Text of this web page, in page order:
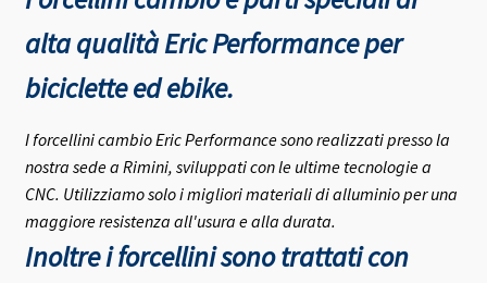
alta qualità Eric Performance per
biciclette ed ebike.
I forcellini cambio Eric Performance sono realizzati presso la
nostra sede a Rimini, sviluppati con le ultime tecnologie a
CNC. Utilizziamo solo i migliori materiali di alluminio per una
maggiore resistenza all'usura e alla durata.
Inoltre i forcellini sono trattati con